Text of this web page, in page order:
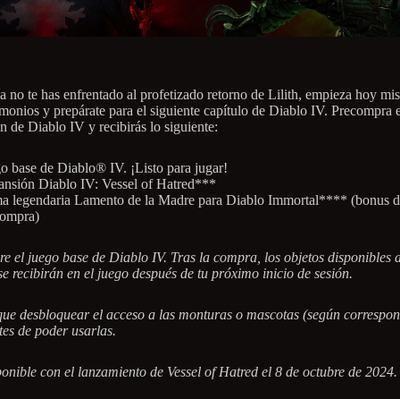
no te has enfrentado al profetizado retorno de Lilith, empieza hoy
y prepárate para el siguiente capítulo de Diablo IV. Precompra
de Diablo IV y recibirás lo siguiente:
base de Diablo® IV. ¡Listo para jugar!
Diablo IV: Vessel of Hatred***
legendaria Lamento de la Madre para Diablo Immortal**** (bonus
el juego base de Diablo IV. Tras la compra, los objetos disponibles
recibirán en el juego después de tu próximo inicio de sesión.
desbloquear el acceso a las monturas o mascotas (según
de poder usarlas.
con el lanzamiento de Vessel of Hatred el 8 de octubre de 2024.